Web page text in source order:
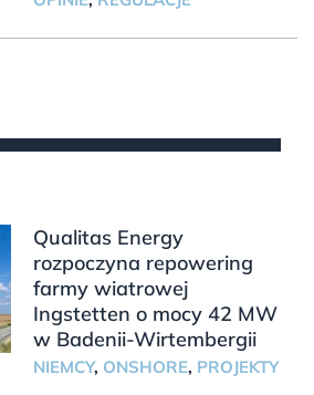
Qualitas Energy
rozpoczyna repowering
farmy wiatrowej
Ingstetten o mocy 42 MW
w Badenii-Wirtembergii
NIEMCY, ONSHORE, PROJEKTY